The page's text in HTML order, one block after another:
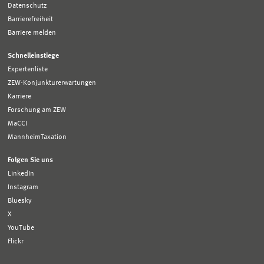
Datenschutz
Barrierefreiheit
Barriere melden
Schnelleinstiege
Expertenliste
ZEW-Konjunkturerwartungen
Karriere
Forschung am ZEW
MaCCI
MannheimTaxation
Folgen Sie uns
LinkedIn
Instagram
Bluesky
X
YouTube
Flickr